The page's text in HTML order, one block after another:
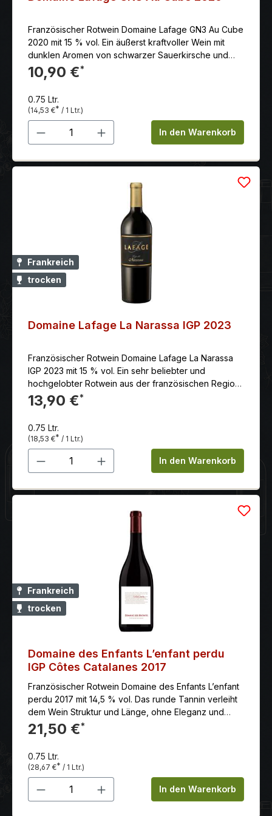
Französischer Rotwein Domaine Lafage GN3 Au Cube
2020 mit 15 % vol. Ein äußerst kraftvoller Wein mit
dunklen Aromen von schwarzer Sauerkirsche und
sehr seidigen lang anhaltenden Tanninen.
10,90 €*
0.75 Ltr.
(14,53 €* / 1 Ltr.)
Produkt Anzahl: Gib denIn den Warenkorb
Frankreich
trocken
Domaine Lafage La Narassa IGP 2023
Französischer Rotwein Domaine Lafage La Narassa
IGP 2023 mit 15 % vol. Ein sehr beliebter und
hochgelobter Rotwein aus der französischen Region
Languedoc-Roussillon, genauer gesagt unter der
Herkunftsbezeichnung IGP Côtes Catalanes.
13,90 €*
0.75 Ltr.
(18,53 €* / 1 Ltr.)
Produkt Anzahl: Gib denIn den Warenkorb
Frankreich
trocken
Domaine des Enfants L’enfant perdu
IGP Côtes Catalanes 2017
Französischer Rotwein Domaine des Enfants L’enfant
perdu 2017 mit 14,5 % vol. Das runde Tannin verleiht
dem Wein Struktur und Länge, ohne Eleganz und
Finesse zu überdecken. Es sind harmonische Weine,
die sich trotz viel Extrakt eine gewisse Leichtigkeit
Syrah und Lladoner Pelut Klassifizierung: Vin de Pays
des Cotes Catalanes Philosophie:Unsere Weine sind
Ausdruck des inneren Strebens nach Perfektion und
Verfeinerung, der Handwerklichkeit und dem
21,50 €*
0.75 Ltr.
(28,67 €* / 1 Ltr.)
Produkt Anzahl: Gib denIn den Warenkorb